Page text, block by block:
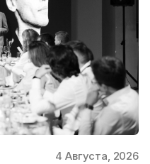
4 Августа, 2026